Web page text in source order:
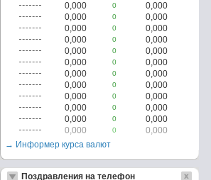
0,000
0
0,000
0,000
0
0,000
0,000
0
0,000
0,000
0
0,000
0,000
0
0,000
0,000
0
0,000
0,000
0
0,000
0,000
0
0,000
0,000
0
0,000
0,000
0
0,000
0,000
0
0,000
0,000
0
0,000
→ Информер курса валют
Поздравления на телефон